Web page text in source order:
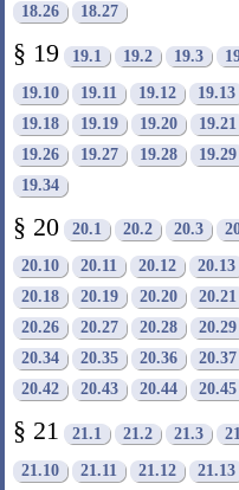
18.26 18.27
§ 19 19.1 19.2 19.3
19.10 19.11 19.12 19.13
19.18
19.19 19.20 19.21
19.26
19.27 19.28 19.29
19.34
§ 20 20.1 20.2 20.3
20.10 20.11 20.12 20.13
20.18
20.19 20.20 20.21
20.26
20.27 20.28 20.29
20.34
20.35 20.36 20.37
20.42
20.43 20.44 20.45
§ 21 21.1 21.2 21.3
21.10 21.11 21.12 21.13